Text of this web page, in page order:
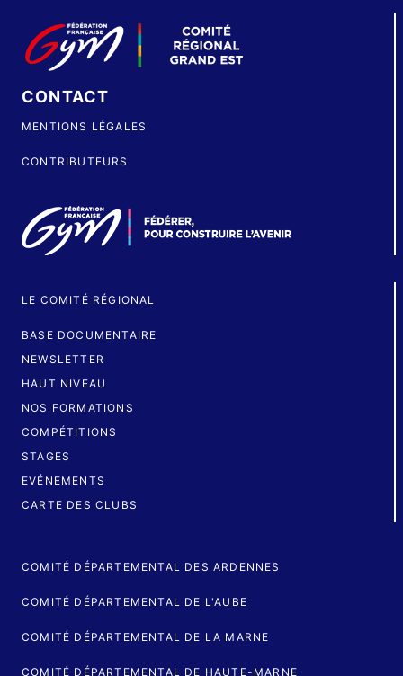
CONTACT
MENTIONS LÉGALES
CONTRIBUTEURS
LE COMITÉ RÉGIONAL
BASE DOCUMENTAIRE
NEWSLETTER
HAUT NIVEAU
NOS FORMATIONS
COMPÉTITIONS
STAGES
EVÉNEMENTS
CARTE DES CLUBS
COMITÉ DÉPARTEMENTAL DES ARDENNES
COMITÉ DÉPARTEMENTAL DE L'AUBE
COMITÉ DÉPARTEMENTAL DE LA MARNE
COMITÉ DÉPARTEMENTAL DE HAUTE-MARNE